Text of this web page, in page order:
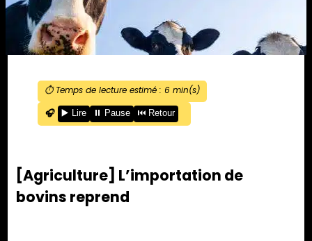
⏱️ Temps de lecture estimé : 6 min(s)
🎧
▶️ Lire ⏸️ Pause ⏮️ Retour
[Agriculture] L’importation de
bovins reprend